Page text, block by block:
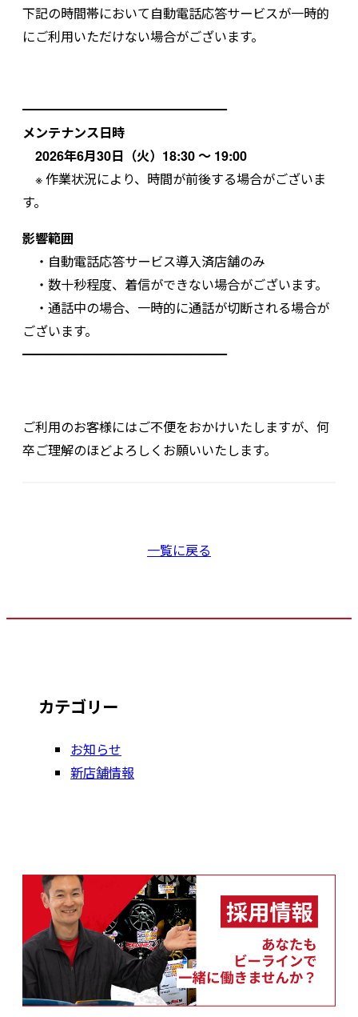
下記の時間帯において自動電話応答サービスが一時的
にご利用いただけない場合がございます。
━━━━━━━━━━━━━━━━
メンテナンス日時
2026年6月30日（火）18:30 ～ 19:00
※ 作業状況により、時間が前後する場合がございま
す。
影響範囲
・自動電話応答サービス導入済店舗のみ
・数十秒程度、着信ができない場合がございます。
・通話中の場合、一時的に通話が切断される場合が
ございます。
━━━━━━━━━━━━━━━━
ご利用のお客様にはご不便をおかけいたしますが、何
卒ご理解のほどよろしくお願いいたします。
一覧に戻る
カテゴリー
お知らせ
新店舗情報